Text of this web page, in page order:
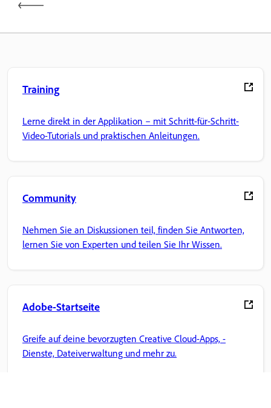
Training
Lerne direkt in der Applikation – mit Schritt-für-Schritt-
Video-Tutorials und praktischen Anleitungen.
Community
Nehmen Sie an Diskussionen teil, finden Sie Antworten,
lernen Sie von Experten und teilen Sie Ihr Wissen.
Adobe-Startseite
Greife auf deine bevorzugten Creative Cloud-Apps, -
Dienste, Dateiverwaltung und mehr zu.